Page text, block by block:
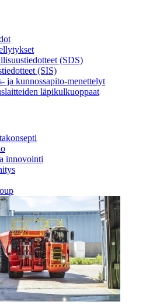
(SDS)
(SIS)
ja kunnossapito-menettelyt
läpikulkuoppaat
innovointi